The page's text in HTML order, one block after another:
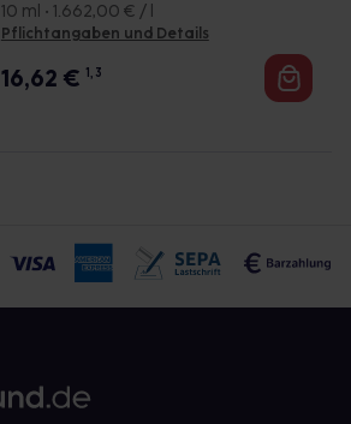
10 ml • 1.662,00 € / l
Pflichtangaben und Details
16,62 € 1, 3